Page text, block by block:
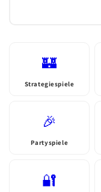
🏰
Strategiespiele
🎉
Partyspiele
🔐